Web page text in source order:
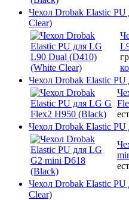
Чехол Drobak Elastic
Clear)
Чехол Drobak Elastic
Чехол Drobak Elastic
Чехол Drobak Elastic
Clear)